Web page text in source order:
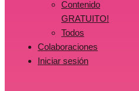
Contenido
GRATUITO!
Todos
Colaboraciones
Iniciar sesión